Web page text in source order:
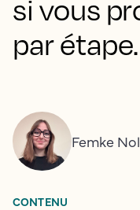
si vous
par étape.
Femke
CONTENU